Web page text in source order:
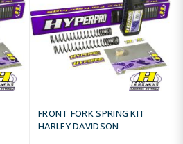
FRONT FORK SPRING KIT
HARLEY DAVIDSON